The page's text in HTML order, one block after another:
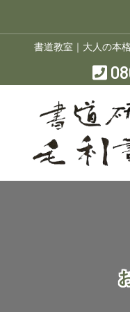
書道教室｜大人の本